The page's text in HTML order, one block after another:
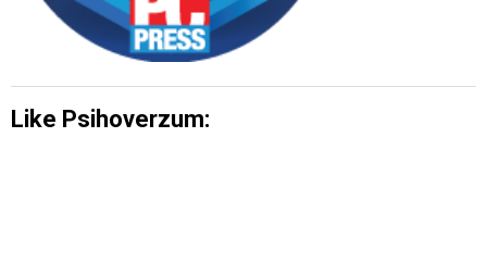
Like Psihoverzum: